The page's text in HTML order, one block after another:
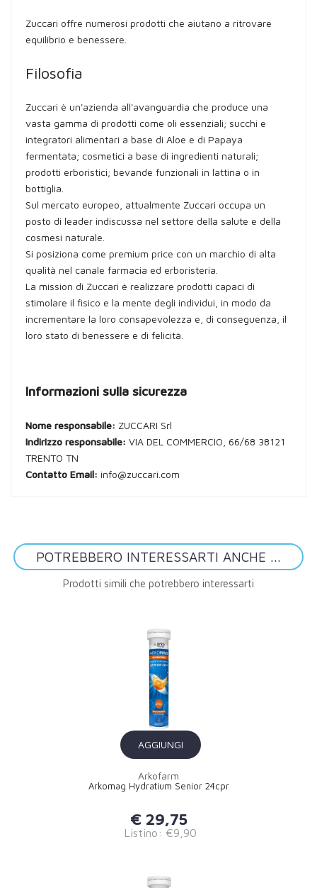
Zuccari offre numerosi prodotti che aiutano a ritrovare
equilibrio e benessere.
Filosofia
Zuccari è un'azienda all'avanguardia che produce una
vasta gamma di prodotti come oli essenziali; succhi e
integratori alimentari a base di Aloe e di Papaya
fermentata; cosmetici a base di ingredienti naturali;
prodotti erboristici; bevande funzionali in lattina o in
bottiglia.
Sul mercato europeo, attualmente Zuccari occupa un
posto di leader indiscussa nel settore della salute e della
cosmesi naturale.
Si posiziona come premium price con un marchio di alta
qualità nel canale farmacia ed erboristeria.
La mission di Zuccari è realizzare prodotti capaci di
stimolare il fisico e la mente degli individui, in modo da
incrementare la loro consapevolezza e, di conseguenza, il
loro stato di benessere e di felicità.
Informazioni sulla sicurezza
Nome responsabile: ZUCCARI Srl
Indirizzo responsabile: VIA DEL COMMERCIO, 66/68 38121
TRENTO TN
Contatto Email: info@zuccari.com
POTREBBERO INTERESSARTI ANCHE ...
Prodotti simili che potrebbero interessarti
AGGIUNGI
Arkofarm
Arkomag Hydratium Senior 24cpr
€ 29,75
Listino: €9,90